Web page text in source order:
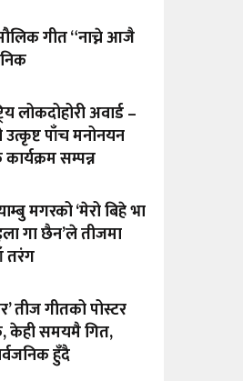
गीत “नाच्ने आजै
लोकदोहोरी अवार्ड –
पाँच मनोनयन
सम्पन्न
मगरको ‘मेरो बिहे भा
गा छैन’ले तीजमा
तरंग
तीज गीतको पोस्टर
केही समयमै गित,
हुँदै